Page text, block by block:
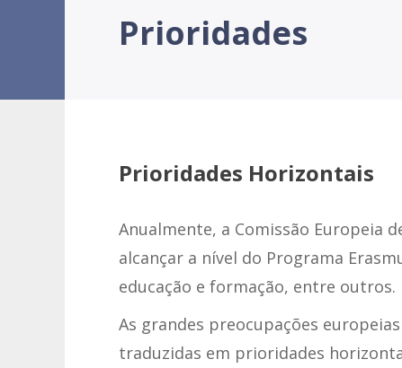
Prioridades
Prioridades Horizontais
Anualmente, a Comissão Europeia
alcançar a nível do Programa
educação e formação, entre outros.
As grandes preocupações
traduzidas em prioridades